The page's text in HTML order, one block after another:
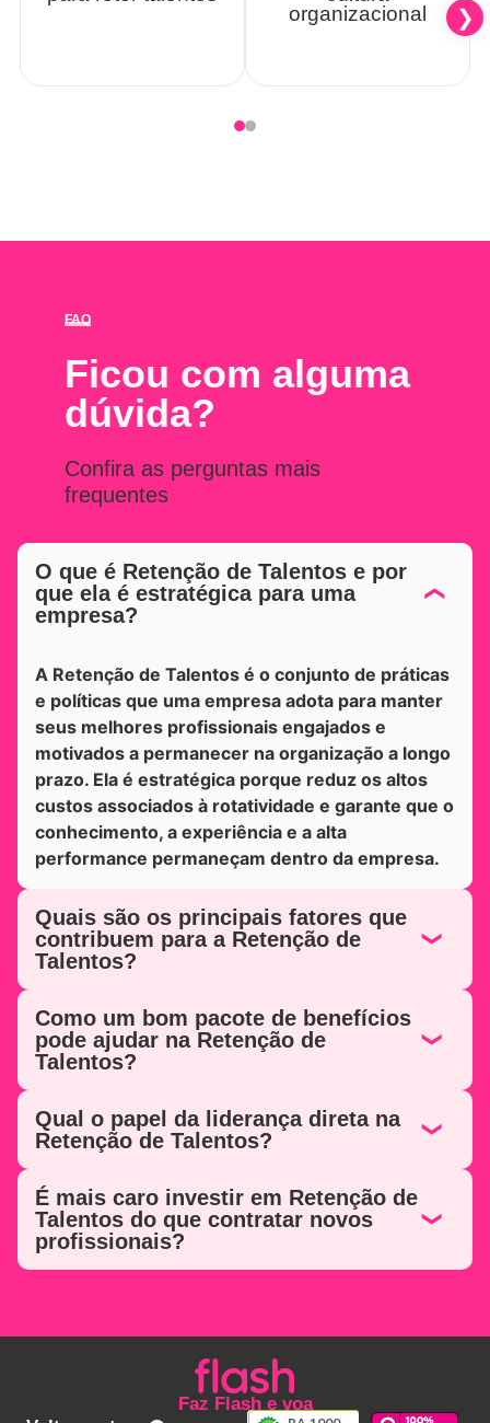
organizacional
FAQ
Ficou com alguma
dúvida?
Confira as perguntas mais
frequentes
O que é Retenção de Talentos e por
que ela é estratégica para uma
empresa?
A Retenção de Talentos é o conjunto de práticas
e políticas que uma empresa adota para manter
seus melhores profissionais engajados e
motivados a permanecer na organização a longo
prazo. Ela é estratégica porque reduz os altos
custos associados à rotatividade e garante que o
conhecimento, a experiência e a alta
performance permaneçam dentro da empresa.
Quais são os principais fatores que
contribuem para a Retenção de
Talentos?
Como um bom pacote de benefícios
pode ajudar na Retenção de
Talentos?
Qual o papel da liderança direta na
Retenção de Talentos?
É mais caro investir em Retenção de
Talentos do que contratar novos
profissionais?
Faz Flash e voa